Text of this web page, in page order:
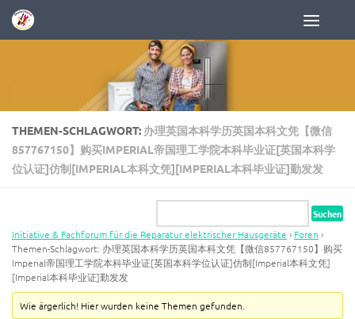
Zum Inhalt springen
THEMEN-SCHLAGWORT: 办理英国本科学历英国本科文凭【微信
857767150】购买IMPERIAL帝国理工学院本科毕业证[英国本科学
位认证]仿制[IMPERIAL本科文凭][IMPERIAL本科毕业证]勤发发
Initiative & Fachforum für die Reparatur elektrischer Hausgeräte › Foren ›
Themen-Schlagwort: 办理英国本科学历英国本科文凭【微信857767150】购买
Imperial帝国理工学院本科毕业证[英国本科学位认证]仿制[Imperial本科文凭]
[Imperial本科毕业证]勤发发
Wie ärgerlich! Hier wurden keine Themen gefunden.